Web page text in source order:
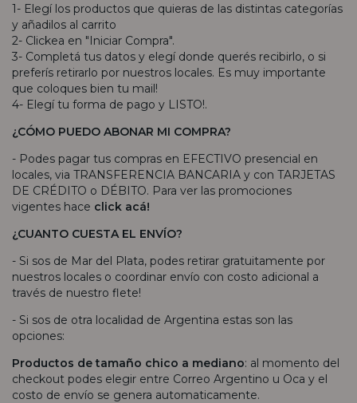
1- Elegí los productos que quieras de las distintas categorías
y añadilos al carrito
2- Clickea en "Iniciar Compra".
3- Completá tus datos y elegí donde querés recibirlo, o si
preferís retirarlo por nuestros locales. Es muy importante
que coloques bien tu mail!
4- Elegí tu forma de pago y LISTO!.
¿CÓMO PUEDO ABONAR MI COMPRA?
- Podes pagar tus compras en EFECTIVO presencial en
locales, via TRANSFERENCIA BANCARIA y con TARJETAS
DE CRÉDITO o DÉBITO. Para ver las promociones
vigentes hace click acá!
¿CUANTO CUESTA EL ENVÍO?
- Si sos de Mar del Plata, podes retirar gratuitamente por
nuestros locales o coordinar envío con costo adicional a
través de nuestro flete!
- Si sos de otra localidad de Argentina estas son las
opciones:
Productos de tamaño chico a mediano: al momento del
checkout podes elegir entre Correo Argentino u Oca y el
costo de envío se genera automaticamente.